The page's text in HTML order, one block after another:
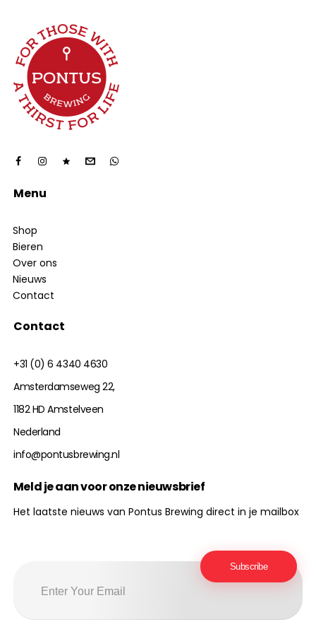
Menu
Shop
Bieren
Over ons
Nieuws
Contact
Contact
+31 (0) 6 4340 4630
Amsterdamseweg 22,
1182 HD Amstelveen
Nederland
info@pontusbrewing.nl
Meld je aan voor onze nieuwsbrief
Het laatste nieuws van Pontus Brewing direct in je mailbox